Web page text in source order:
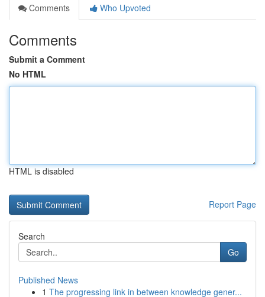
Comments
Who Upvoted
Comments
Submit a Comment
No HTML
HTML is disabled
Report Page
Search
Go
Published News
1 The progressing link in between knowledge gener...